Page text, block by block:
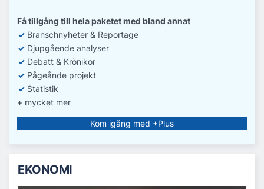
Få tillgång till hela paketet med bland annat
✓ Branschnyheter & Reportage
✓ Djupgående analyser
✓ Debatt & Krönikor
✓ Pågeånde projekt
✓ Statistik
+ mycket mer
Kom igång med +Plus
EKONOMI